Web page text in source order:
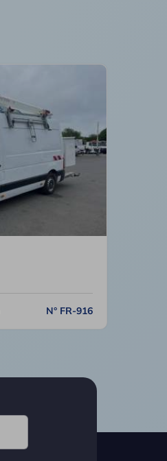
N° FR-916